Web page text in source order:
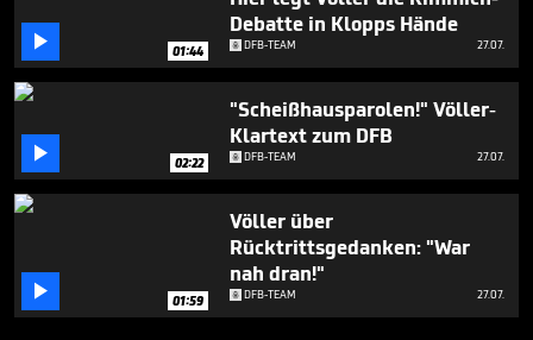
 01:44
Debatte in Klopps Hände
DFB-TEAM 27.07.
 02:22
"Scheißhausparolen!" Völler-
Klartext zum DFB
DFB-TEAM 27.07.
 01:59
Völler über
Rücktrittsgedanken: "War
nah dran!"
DFB-TEAM 27.07.